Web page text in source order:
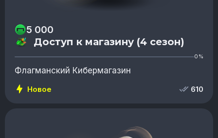
5 000
Доступ к магазину (4 сезон)
0%
Флагманский Кибермагазин
Новое 610